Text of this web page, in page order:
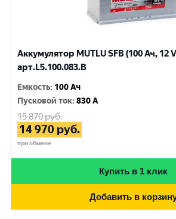
Аккумулятор MUTLU SFB (100 Ач, 12
арт.L5.100.083.B
Емкость: 100 Ач
Пусковой ток:830 A
15 870руб.
14 970 руб.
при обмене
Купить в 1 клик
Добавить в